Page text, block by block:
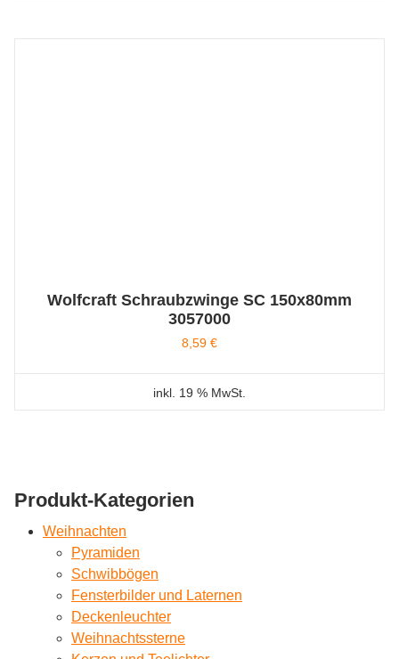
Wolfcraft Schraubzwinge SC 150x80mm
3057000
8,59 €
inkl. 19 % MwSt.
Produkt-Kategorien
Weihnachten
Pyramiden
Schwibbögen
Fensterbilder und Laternen
Deckenleuchter
Weihnachtssterne